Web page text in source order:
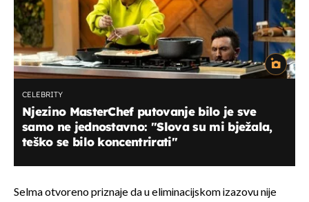
CELEBRITY
Njezino MasterChef putovanje bilo je sve
samo ne jednostavno: ''Slova su mi bježala,
teško se bilo koncentrirati''
Selma otvoreno priznaje da u eliminacijskom izazovu nije